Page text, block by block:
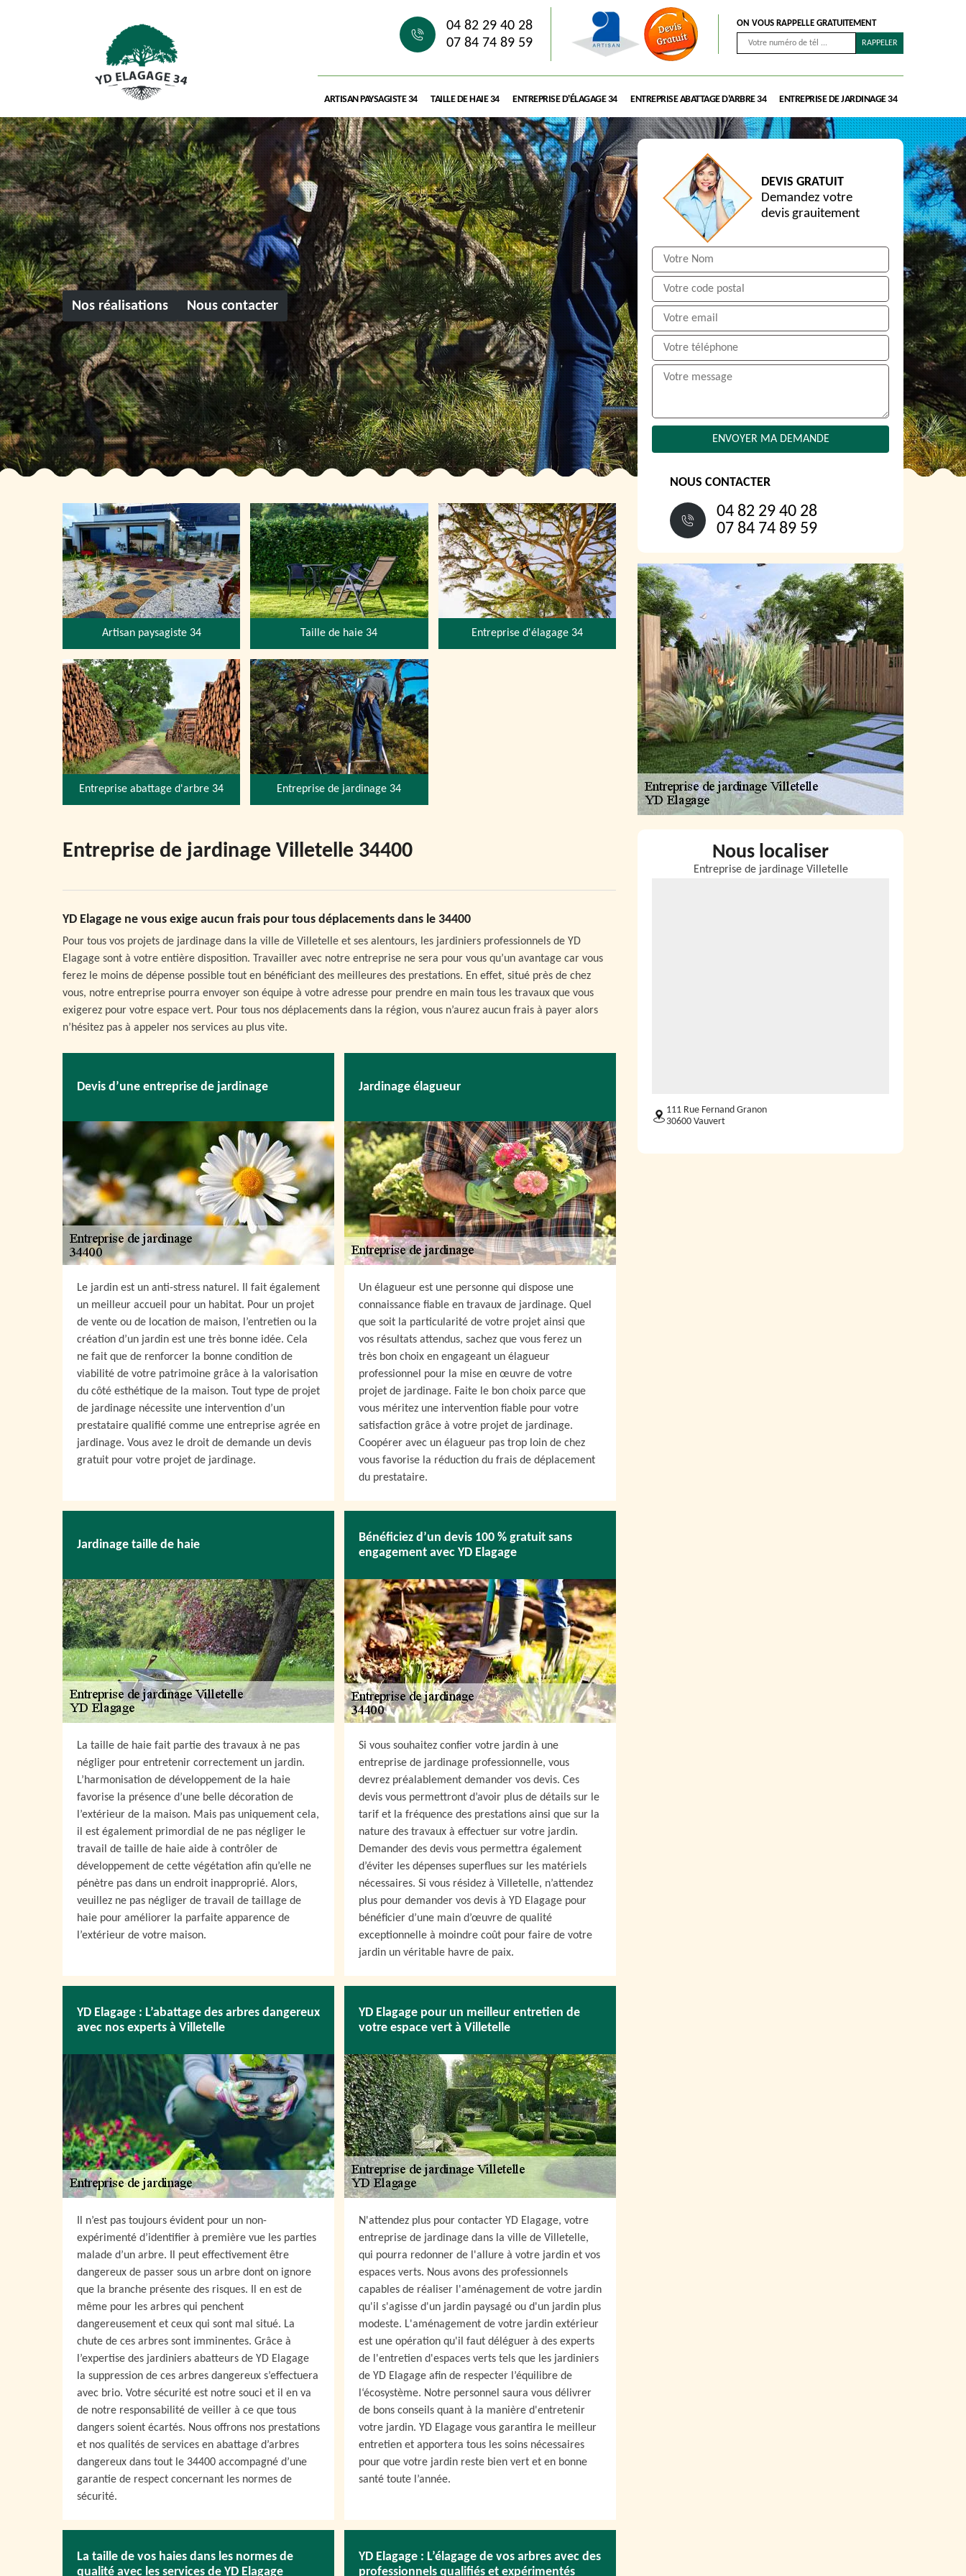
04 82 29 40 28
07 84 74 89 59
ON VOUS RAPPELLE GRATUITEMENT
ARTISAN PAYSAGISTE 34 TAILLE DE HAIE 34 ENTREPRISE D'ÉLAGAGE 34 ENTREPRISE ABATTAGE D'ARBRE 34 ENTREPRISE DE JARDINAGE 34
Nos réalisations Nous contacter
Artisan paysagiste 34 Taille de haie 34 Entreprise d'élagage 34
Entreprise abattage d'arbre 34 Entreprise de jardinage 34
Entreprise de jardinage Villetelle 34400
YD Elagage ne vous exige aucun frais pour tous déplacements dans le 34400
Pour tous vos projets de jardinage dans la ville de Villetelle et ses alentours, les jardiniers professionnels de YD
Elagage sont à votre entière disposition. Travailler avec notre entreprise ne sera pour vous qu’un avantage car vous
ferez le moins de dépense possible tout en bénéficiant des meilleures des prestations. En effet, situé près de chez
vous, notre entreprise pourra envoyer son équipe à votre adresse pour prendre en main tous les travaux que vous
exigerez pour votre espace vert. Pour tous nos déplacements dans la région, vous n’aurez aucun frais à payer alors
n’hésitez pas à appeler nos services au plus vite.
Devis d’une entreprise de jardinage
Le jardin est un anti-stress naturel. Il fait également
un meilleur accueil pour un habitat. Pour un projet
de vente ou de location de maison, l’entretien ou la
création d’un jardin est une très bonne idée. Cela
ne fait que de renforcer la bonne condition de
viabilité de votre patrimoine grâce à la valorisation
du côté esthétique de la maison. Tout type de projet
de jardinage nécessite une intervention d’un
prestataire qualifié comme une entreprise agrée en
jardinage. Vous avez le droit de demande un devis
gratuit pour votre projet de jardinage.
Jardinage élagueur
Un élagueur est une personne qui dispose une
connaissance fiable en travaux de jardinage. Quel
que soit la particularité de votre projet ainsi que
vos résultats attendus, sachez que vous ferez un
très bon choix en engageant un élagueur
professionnel pour la mise en œuvre de votre
projet de jardinage. Faite le bon choix parce que
vous méritez une intervention fiable pour votre
satisfaction grâce à votre projet de jardinage.
Coopérer avec un élagueur pas trop loin de chez
vous favorise la réduction du frais de déplacement
du prestataire.
Jardinage taille de haie
La taille de haie fait partie des travaux à ne pas
négliger pour entretenir correctement un jardin.
L’harmonisation de développement de la haie
favorise la présence d’une belle décoration de
l’extérieur de la maison. Mais pas uniquement cela,
il est également primordial de ne pas négliger le
travail de taille de haie aide à contrôler de
développement de cette végétation afin qu’elle ne
pénètre pas dans un endroit inapproprié. Alors,
veuillez ne pas négliger de travail de taillage de
haie pour améliorer la parfaite apparence de
l’extérieur de votre maison.
Bénéficiez d’un devis 100 % gratuit sans
engagement avec YD Elagage
Si vous souhaitez confier votre jardin à une
entreprise de jardinage professionnelle, vous
devrez préalablement demander vos devis. Ces
devis vous permettront d’avoir plus de détails sur le
tarif et la fréquence des prestations ainsi que sur la
nature des travaux à effectuer sur votre jardin.
Demander des devis vous permettra également
d’éviter les dépenses superflues sur les matériels
nécessaires. Si vous résidez à Villetelle, n’attendez
plus pour demander vos devis à YD Elagage pour
bénéficier d’une main d’œuvre de qualité
exceptionnelle à moindre coût pour faire de votre
jardin un véritable havre de paix.
YD Elagage : L’abattage des arbres dangereux
avec nos experts à Villetelle
Il n’est pas toujours évident pour un non-
expérimenté d’identifier à première vue les parties
malade d’un arbre. Il peut effectivement être
dangereux de passer sous un arbre dont on ignore
que la branche présente des risques. Il en est de
même pour les arbres qui penchent
dangereusement et ceux qui sont mal situé. La
chute de ces arbres sont imminentes. Grâce à
l’expertise des jardiniers abatteurs de YD Elagage
la suppression de ces arbres dangereux s’effectuera
avec brio. Votre sécurité est notre souci et il en va
de notre responsabilité de veiller à ce que tous
dangers soient écartés. Nous offrons nos prestations
et nos qualités de services en abattage d’arbres
dangereux dans tout le 34400 accompagné d’une
garantie de respect concernant les normes de
sécurité.
YD Elagage pour un meilleur entretien de
votre espace vert à Villetelle
N'attendez plus pour contacter YD Elagage, votre
entreprise de jardinage dans la ville de Villetelle,
qui pourra redonner de l'allure à votre jardin et vos
espaces verts. Nous avons des professionnels
capables de réaliser l'aménagement de votre jardin
qu'il s'agisse d'un jardin paysagé ou d'un jardin plus
modeste. L'aménagement de votre jardin extérieur
est une opération qu'il faut déléguer à des experts
de l'entretien d'espaces verts tels que les jardiniers
de YD Elagage afin de respecter l’équilibre de
l‘écosystème. Notre personnel saura vous délivrer
de bons conseils quant à la manière d'entretenir
votre jardin. YD Elagage vous garantira le meilleur
entretien et apportera tous les soins nécessaires
pour que votre jardin reste bien vert et en bonne
santé toute l’année.
La taille de vos haies dans les normes de
qualité avec les services de YD Elagage
YD Elagage : L’élagage de vos arbres avec des
professionnels qualifiés et expérimentés
DEVIS GRATUIT
Demandez votre
devis grauitement
NOUS CONTACTER
04 82 29 40 28
07 84 74 89 59
Nous localiser
Entreprise de jardinage Villetelle
111 Rue Fernand Granon
30600 Vauvert